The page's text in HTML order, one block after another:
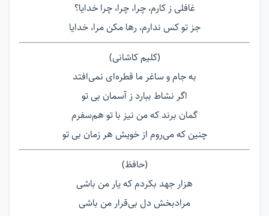
غافلی ز کارم، چرا، چرا، چرا خدایا؟
جز تو کس ندارم، رها مکن مرا، خدایا
(کلیم کاشانی)
به جام و ساغر ما قطره‌ای نمی‌افتد
اگر نشاط ببارد ز آسمان بی تو
گمان برند که من نیز با تو هم‌سفرم
چنین که می‌روم از خویش هر زمان بی تو
(حافظ)
هزار جهد بکردم که یار من باشی
مرادبخش دل بی‌قرار من باشی